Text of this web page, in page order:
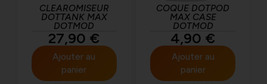
CLEAROMISEUR
DOTTANK MAX
DOTMOD
27,90 €
Ajouter au
panier
COQUE DOTPOD
MAX CASE
DOTMOD
4,90 €
Ajouter au
panier